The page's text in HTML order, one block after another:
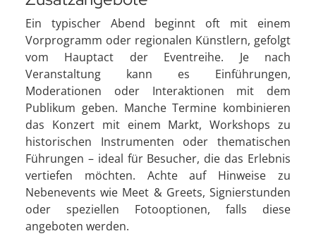
Ein typischer Abend beginnt oft mit einem
Vorprogramm oder regionalen Künstlern, gefolgt
vom Hauptact der Eventreihe. Je nach
Veranstaltung kann es Einführungen,
Moderationen oder Interaktionen mit dem
Publikum geben. Manche Termine kombinieren
das Konzert mit einem Markt, Workshops zu
historischen Instrumenten oder thematischen
Führungen – ideal für Besucher, die das Erlebnis
vertiefen möchten. Achte auf Hinweise zu
Nebenevents wie Meet & Greets, Signierstunden
oder speziellen Fotooptionen, falls diese
angeboten werden.